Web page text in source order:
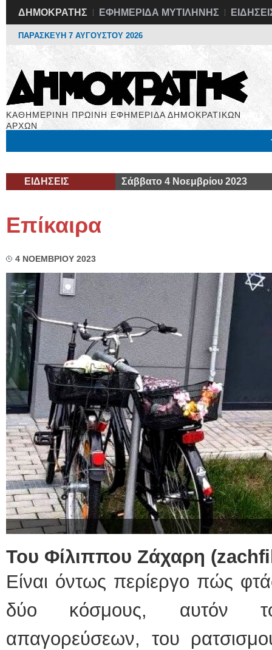
ΔΗΜΟΚΡΑΤΗΣ ΕΦΗΜΕΡΙΔΑ ΜΥΤΙΛΗΝΗΣ
ΠΑΡΑΣΚΕΥΗ 7 ΑΥΓΟΥΣΤΟΥ 2026
ΚΑΘΗΜΕΡΙΝΗ ΠΡΩΙΝΗ ΕΦΗΜΕΡΙΔΑ ΔΗΜΟΚΡΑΤΙΚΩΝ
ΑΡΧΩΝ
ΕΙΔΗΣΕΙΣ Σάββατο 4 Νοεμβρίου 2023
Επίκαιρα
4 ΝΟΕΜΒΡΙΟΥ 2023
Του Φίλιππου Ζάχαρη
Είναι όντως περίεργο πώς
δύο κόσμους, αυτόν
απαγορεύσεων, του